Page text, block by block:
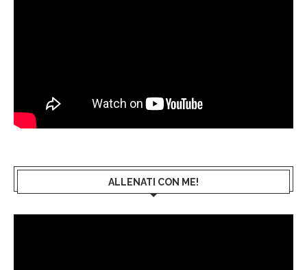
ALLENATI CON ME!